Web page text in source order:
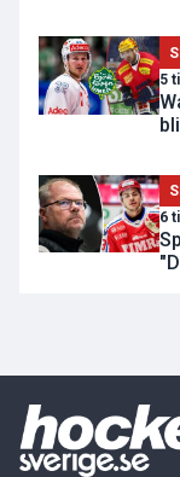
5
6